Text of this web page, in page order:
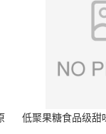
低聚果糖食品级甜